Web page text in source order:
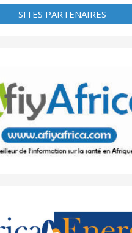
SITES PARTENAIRES